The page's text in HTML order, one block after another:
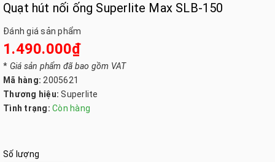
Quạt hút nối ống Superlite Max SLB-150
Đánh giá sản phẩm
1.490.000₫
* Giá sản phẩm đã bao gồm VAT
Mã hàng: 2005621
Thương hiệu: Superlite
Tình trạng: Còn hàng
Số lượng